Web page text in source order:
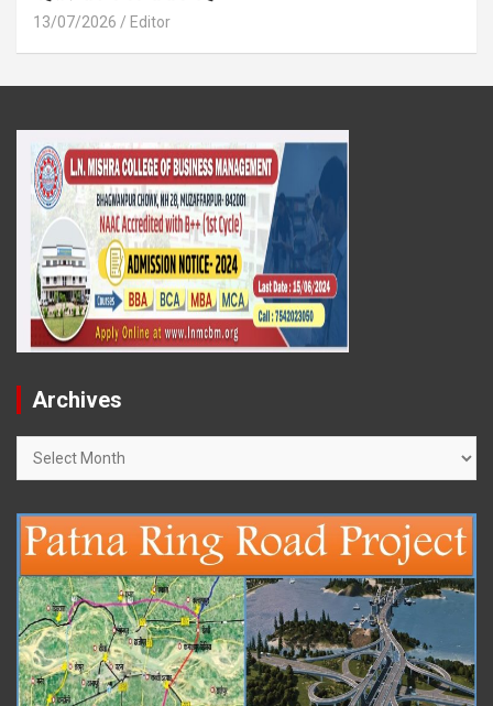
13/07/2026 Editor
Archives